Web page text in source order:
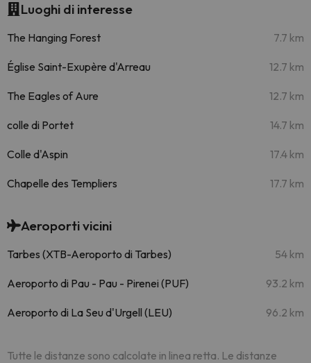
Luoghi di interesse
The Hanging Forest 7.7 km
Église Saint-Exupère d'Arreau 12.7 km
The Eagles of Aure 12.7 km
colle di Portet 14.7 km
Colle d'Aspin 17.4 km
Chapelle des Templiers 17.7 km
Aeroporti vicini
Tarbes (XTB-Aeroporto di Tarbes) 54 km
Aeroporto di Pau - Pau - Pirenei (PUF) 93.2 km
Aeroporto di La Seu d'Urgell (LEU) 96.2 km
Tutte le distanze sono calcolate in linea retta. Le distanze